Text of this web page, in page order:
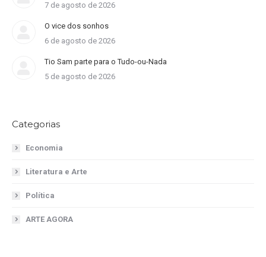
7 de agosto de 2026
O vice dos sonhos
6 de agosto de 2026
Tio Sam parte para o Tudo-ou-Nada
5 de agosto de 2026
Categorias
Economia
Literatura e Arte
Política
ARTE AGORA